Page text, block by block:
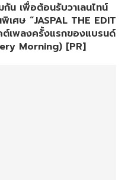
น เพื่อต้อนรับวาเลนไทน์
เศษ “JASPAL THE EDIT
ต์เพลงครั้งแรกของแบรนด์
Morning) [PR]